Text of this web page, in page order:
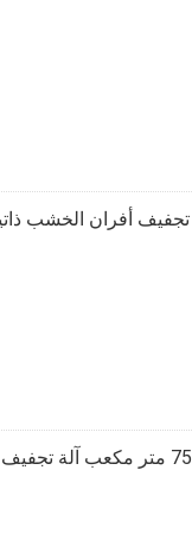
75 متر مكعب آلة تجفيف فرن الخشب ، مجففات الخشب الصناعية المعتمدة CE